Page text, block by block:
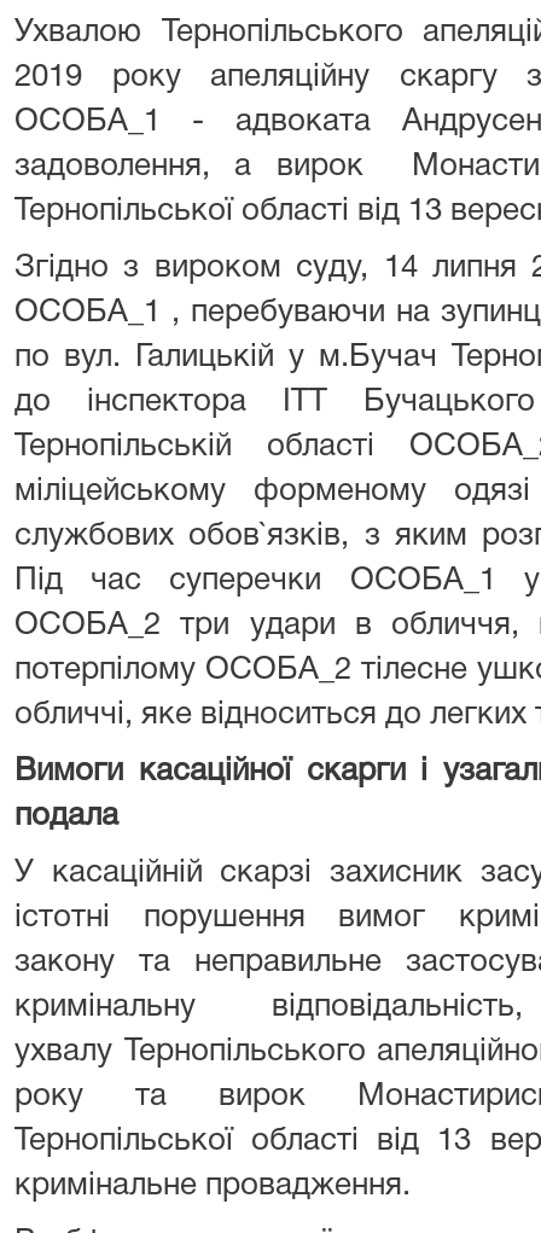
Ухвалою Тернопільського
2019 року апеляційну скаргу
ОСОБА_1 - адвоката
задоволення, а вирок
Тернопільської області від 13
Згідно з вироком суду, 14
ОСОБА_1 , перебуваючи на
по вул. Галицькій у м.Бучач
до інспектора ІТТ
Тернопільській області
міліцейському форменому
службових обов`язків, з яким
Під час суперечки ОСОБА_1
ОСОБА_2 три удари в обличчя,
потерпілому ОСОБА_2 тілесне
обличчі, яке відноситься до
Вимоги касаційної скарги і
подала
У касаційній скарзі захисник
істотні порушення вимог
закону та неправильне
кримінальну
ухвалу Тернопільського
року та вирок
Тернопільської області від 13
кримінальне провадження.